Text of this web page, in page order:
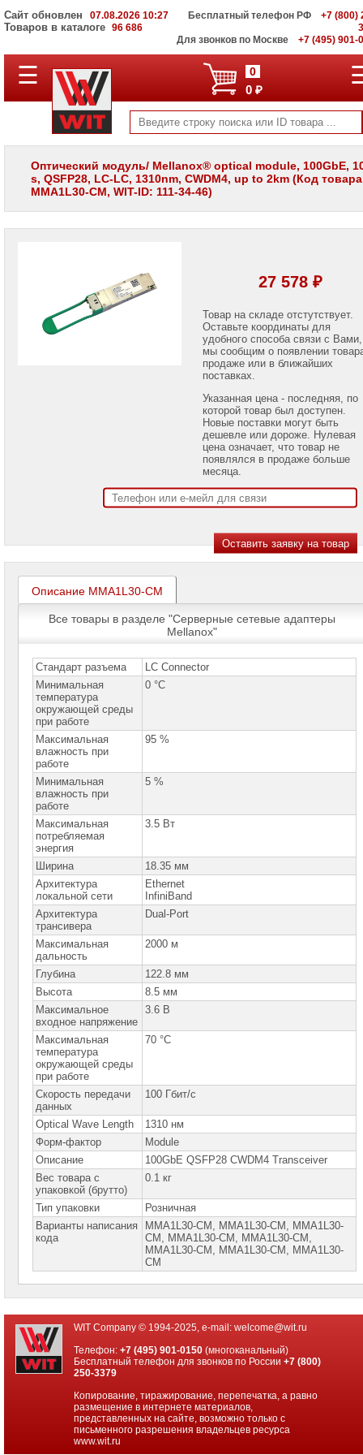
Сайт обновлен 07.08.2026 10:27
Товаров в каталоге 96 686
Бесплатный телефон РФ
+7 (800)
Для звонков по Москве
+7 (495) 901-
ПОЛНЫЙ
КАТАЛОГ
Корпоративные
серверы
WIT
Системы
хранения
данных
Проекторы
Принтеры
Серверы
Brand
Пассивное
сетевое
оборудование
Активное
сетевое
оборудование
Оборудование
для
IP-
телефонии
Сетевое
оборудование
Ubiquity
Сетевые
адаптеры
Сетевые
адаптеры
Allied
Telesis
Серверные
сетевые
адаптеры
Intel
Серверные
сетевые
адаптеры
Intel/
LR-
Link
Серверные
сетевые
адаптеры
Intel/
Silicom
Серверные
сетевые
адаптеры
Broadcom
Серверные
QLogic
Серверные
Huawei
Серверные
сетевые
адаптеры
Сетевые
кабели
Ethernet10/25/40/100G
☰ 0
0 ₽
Оптический модуль/ Mellanox® optical module, 100GbE,
s, QSFP28, LC-LC, 1310nm, CWDM4, up to 2km (Код товара
MMA1L30-CM, WIT-ID: 111-34-46)
27 578 ₽
Товар на складе отстутствует.
Оставьте координаты для
удобного способа связи с Вами,
мы сообщим о появлении
продаже или в ближайших
поставках.
Указанная цена - последняя, по
которой товар был доступен.
Новые поставки могут быть
дешевле или дороже. Нулевая
цена означает, что товар не
появлялся в продаже больше
месяца.
Описание MMA1L30-CM
Все товары в разделе "Серверные сетевые адаптеры
Mellanox"
Стандарт разъема
LC Connector
Минимальная
температура
окружающей среды
при работе
0 °C
Максимальная
влажность при
работе
95 %
Минимальная
влажность при
работе
5 %
Максимальная
потребляемая
энергия
3.5 Вт
Ширина
18.35 мм
Архитектура
локальной сети
Ethernet
InfiniBand
Архитектура
трансивера
Dual-Port
Максимальная
дальность
2000 м
Глубина
122.8 мм
Высота
8.5 мм
Максимальное
входное напряжение
3.6 В
Максимальная
температура
окружающей среды
при работе
70 °C
Скорость передачи
данных
100 Гбит/с
Optical Wave Length
1310 нм
Форм-фактор
Module
Описание
100GbE QSFP28 CWDM4 Transceiver
Вес товара с
упаковкой (брутто)
0.1 кг
Тип упаковки
Розничная
Варианты написания
кода
MMA1L30-CM, MMA1L30-CM, MMА1L30-
CM, MMА1L30-СM, MMА1L30-СM,
ММА1L30-СМ, ММА1L30-СМ, ММА1L30-
СМ
WIT Company © 1994-2025, e-mail: welcome@wit.ru
Телефон:+7 (495) 901-0150 (многоканальный)
Бесплатный телефон для звонков по России+7 (800)
250-3379
Копирование, тиражирование, перепечатка, а равно
размещение в интернете материалов,
представленных на сайте, возможно только с
письменного разрешения владельцев ресурса
www.wit.ru